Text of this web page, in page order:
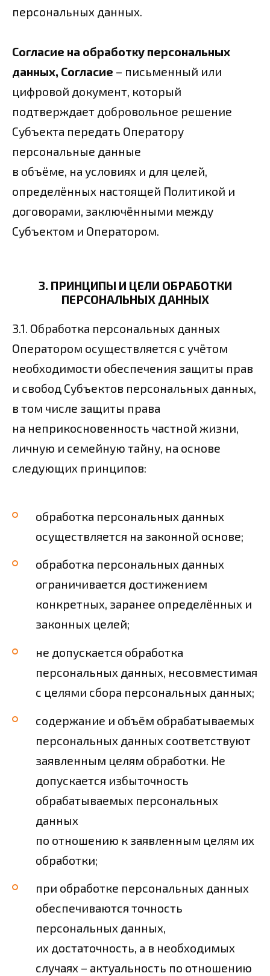
персональных данных.
Согласие на обработку персональных
данных, Согласие – письменный или
цифровой документ, который
подтверждает добровольное решение
Субъекта передать Оператору
персональные данные
в объёме, на условиях и для целей,
определённых настоящей Политикой и
договорами, заключёнными между
Субъектом и Оператором.
3. ПРИНЦИПЫ И ЦЕЛИ ОБРАБОТКИ
ПЕРСОНАЛЬНЫХ ДАННЫХ
3.1. Обработка персональных данных
Оператором осуществляется с учётом
необходимости обеспечения защиты прав
и свобод Субъектов персональных данных,
в том числе защиты права
на неприкосновенность частной жизни,
личную и семейную тайну, на основе
следующих принципов:
обработка персональных данных
осуществляется на законной основе;
обработка персональных данных
ограничивается достижением
конкретных, заранее определённых и
законных целей;
не допускается обработка
персональных данных, несовместимая
с целями сбора персональных данных;
содержание и объём обрабатываемых
персональных данных соответствуют
заявленным целям обработки. Не
допускается избыточность
обрабатываемых персональных
данных
по отношению к заявленным целям их
обработки;
при обработке персональных данных
обеспечиваются точность
персональных данных,
их достаточность, а в необходимых
случаях – актуальность по отношению